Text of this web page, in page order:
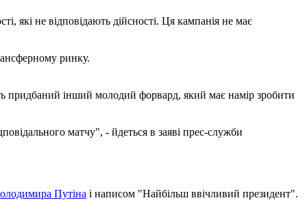
які не відповідають дійсності. Ця кампанія не має
ринку.
придбаний інший молодий форвард, який має намір зробити
матчу", - йдеться в заяві прес-служби
Путіна і написом "Найбільш ввічливий президент".